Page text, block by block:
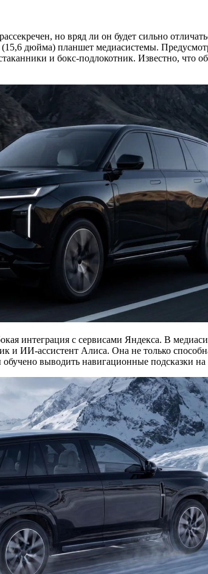
но вряд ли он будет сильно
дюйма) планшет медиасистемы.
и бокс-подлокотник. Известно, что
интеграция с сервисами Яндекса. В
ИИ-ассистент Алиса. Она не только
выводить навигационные подсказки